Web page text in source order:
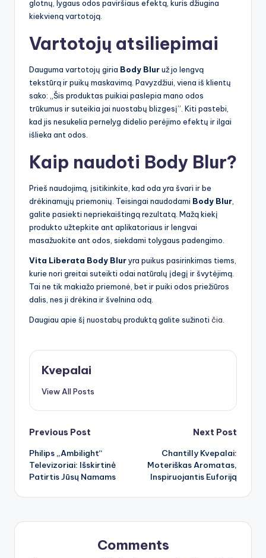
glotnų, lygaus odos paviršiaus efektą, kuris džiugina
kiekvieną vartotoją.
Vartotojų atsiliepimai
Dauguma vartotojų giria Body Bluruž jo lengvą
tekstūrą ir puikų maskavimą. Pavyzdžiui, viena iš klientų
sako: „Šis produktas puikiai paslepia mano odos
trūkumus ir suteikia jai nuostabų blizgesį”. Kiti pastebi,
kad jis nesukelia pernelyg didelio perėjimo efektų ir ilgai
išlieka ant odos.
Kaip naudoti Body Blur?
Prieš naudojimą, įsitikinkite, kad oda yra švari ir be
drėkinamųjų priemonių. Teisingai naudodami Body Blur
galite pasiekti nepriekaištingą rezultatą. Mažą kiekį
produkto užtepkite ant aplikatoriaus ir lengvai
masažuokite ant odos, siekdami tolygaus padengimo.
Vita Liberata Body Bluryra puikus pasirinkimas tiems,
kurie nori greitai suteikti odai natūralų įdegį ir švytėjimą.
Tai ne tik makiažo priemonė, bet ir puiki odos priežiūros
dalis, nes ji drėkina ir švelnina odą.
Daugiau apie šį nuostabų produktą galite sužinoti čia
Kvepalai
View All Posts
Post
navigation
Previous Post
Philips „Ambilight“
Televizoriai: Išskirtinė
Patirtis Jūsų Namams
Next Post
Chantilly Kvepalai:
Moteriškas Aromatas,
Inspiruojantis Euforiją
Comments